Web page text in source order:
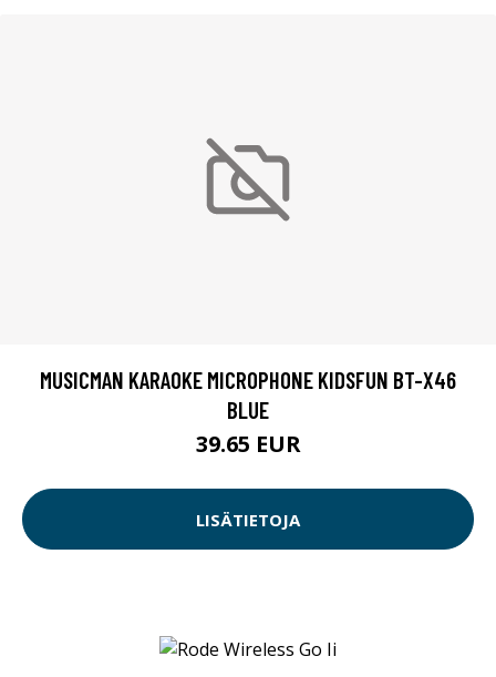
MUSICMAN KARAOKE MICROPHONE KIDSFUN BT-X46
BLUE
39.65 EUR
LISÄTIETOJA